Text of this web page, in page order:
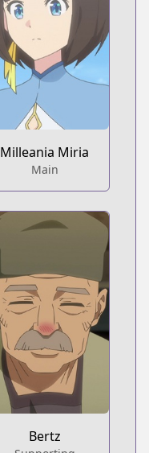
Milleania Miria
Main
Bertz